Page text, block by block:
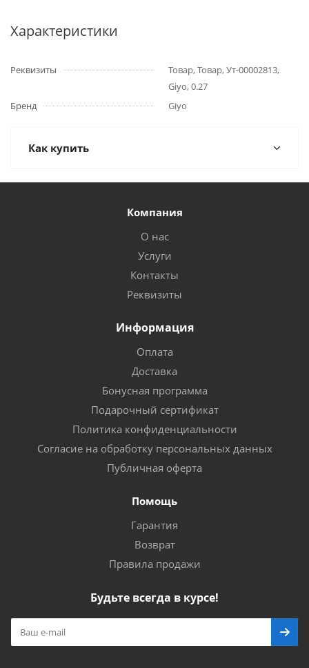
Характеристики
Реквизиты
Товар, Товар, Ут-00002813,
Giyo, 0.27
Бренд
Giyo
Как купить
Компания
О нас
Услуги
Контакты
Реквизиты
Информация
Оплата
Доставка
Бонусная программа
Подарочный сертификат
Политика конфиденциальности
Согласие на обработку персональных данных
Публичная оферта
Помощь
Гарантия
Возврат
Правила продажи
Будьте всегда в курсе!